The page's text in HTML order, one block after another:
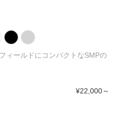
ィールドにコンパクトなSMPの
¥22,000～